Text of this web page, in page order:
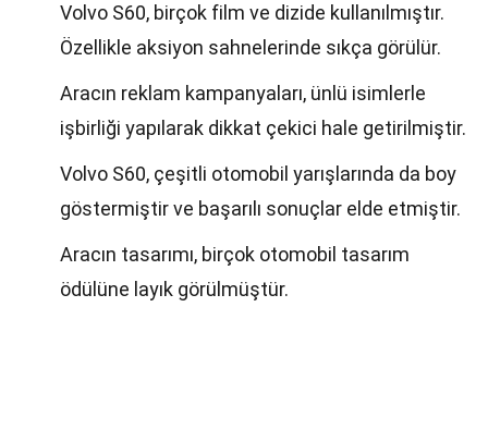
Volvo S60, birçok film ve dizide kullanılmıştır.
Özellikle aksiyon sahnelerinde sıkça görülür.
Aracın reklam kampanyaları, ünlü isimlerle
işbirliği yapılarak dikkat çekici hale getirilmiştir.
Volvo S60, çeşitli otomobil yarışlarında da boy
göstermiştir ve başarılı sonuçlar elde etmiştir.
Aracın tasarımı, birçok otomobil tasarım
ödülüne layık görülmüştür.